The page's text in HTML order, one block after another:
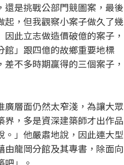
是挑戰公部門競圖案，最後
起，但我觀察小案子做久了幾
此立志做造價破億的案子，
館」跟四億的故鄉重要地標
不多時期贏得的三個案子，
層面仍然太窄淺，為讓大眾
，多是資深建築師才出作品
」他嚴肅地說，因此連大型
龍岡分館及其專書，除面向